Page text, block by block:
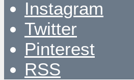
Instagram
Twitter
Pinterest
RSS